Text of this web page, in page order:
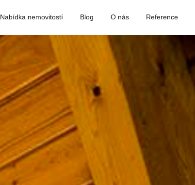
Nabídka nemovitostí Blog O nás Reference